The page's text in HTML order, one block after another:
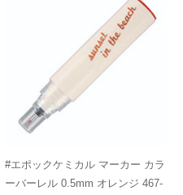
#エポックケミカル マーカー カラ
ーバーレル 0.5mm オレンジ 467-